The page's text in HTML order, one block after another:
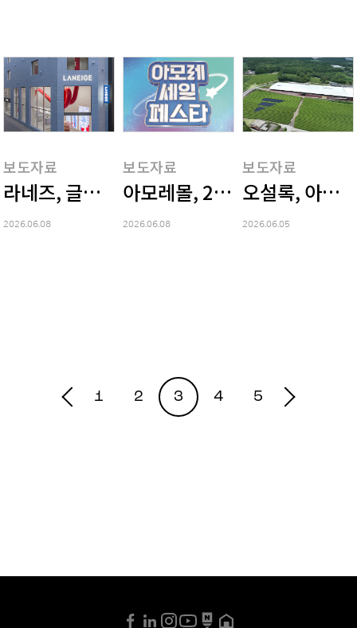
보도자료
라네즈, 글로벌 플래그십 스토어 '라네즈 서
2026.06.08
보도자료
아모레몰, 2026 Summer 아
2026.06.08
보도자료
오설록, 아디
2026.06.05
1 2 3 4 5